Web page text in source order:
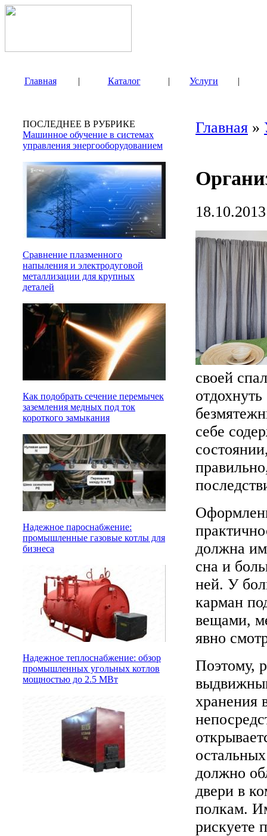
Главная | Каталог | Услуги |
ПОСЛЕДНЕЕ В РУБРИКЕ
Машинное обучение в системах
управления энергооборудованием
Сравнение плазменного
напыления и электродуговой
металлизации для крупных
деталей
Как подобрать сечение перемычек
заземления медных под ток
короткого замыкания
Надежное пароснабжение:
промышленные газовые котлы для
бизнеса
Надежное теплоснабжение: обзор
промышленных угольных котлов
мощностью до 2.5 МВт
Главная »
18.10.2013
своей
себе
должна
сна и
ней. У
карман
вещами,
явно
Поэтому,
хранения
должно
двери в
полкам.
рискуете